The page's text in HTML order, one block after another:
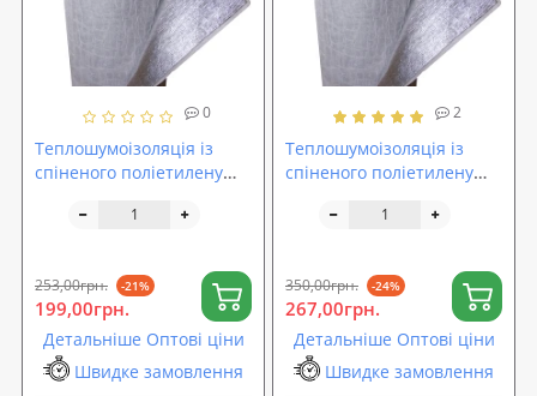
0
Теплошумоізоляція із
спіненого поліетилену
шаром +фольга
253,00грн. -21%
199,00грн.
Детальніше Оптові ціни
Швидке замовлення
2
Теплошумоізоляція із
спіненого поліетилену
шаром +фольга
350,00грн. -24%
267,00грн.
Детальніше Оптові ціни
Швидке замовлення